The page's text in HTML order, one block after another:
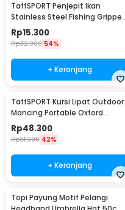
TaffSPORT Penjepit Ikan
Stainless Steel Fishing Gripper
Anti Karat - YS05
Rp15.300
Rp32.900 54%
+ Keranjang
TaffSPORT Kursi Lipat Outdoor
Mancing Portable Oxford
Folding Chair - ZDY01
Rp48.300
Rp81.900 42%
+ Keranjang
Topi Payung Motif Pelangi